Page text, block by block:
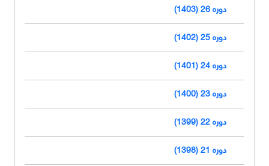
دوره 26 (1403)
دوره 25 (1402)
دوره 24 (1401)
دوره 23 (1400)
دوره 22 (1399)
دوره 21 (1398)